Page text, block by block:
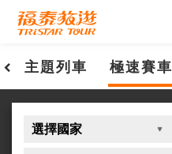
主題列車 極速賽車
選擇國家